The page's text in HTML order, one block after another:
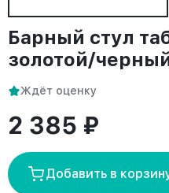
Барный стул
золотой/
Ждёт оценку
2 385 ₽
Добавить в